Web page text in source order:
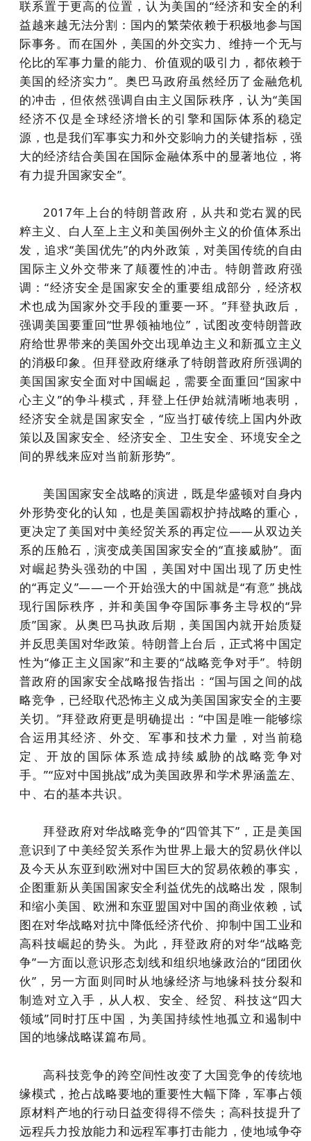
联系置于更高的位置，认为美国的“经济和安全的利
益越来越无法分割：国内的繁荣依赖于积极地参与国
际事务。而在国外，美国的外交实力、维持一个无与
伦比的军事力量的能力、价值观的吸引力，都依赖于
美国的经济实力”。奥巴马政府虽然经历了金融危机
的冲击，但依然强调自由主义国际秩序，认为“美国
经济不仅是全球经济增长的引擎和国际体系的稳定
源，也是我们军事实力和外交影响力的关键指标，强
大的经济结合美国在国际金融体系中的显著地位，将
有力提升国家安全”。
2017年上台的特朗普政府，从共和党右翼的民
粹主义、白人至上主义和美国例外主义的价值体系出
发，追求“美国优先”的内外政策，对美国传统的自由
国际主义外交带来了颠覆性的冲击。特朗普政府强
调：“经济安全是国家安全的重要组成部分，经济权
术也成为国家外交手段的重要一环。”拜登执政后，
强调美国要重回“世界领袖地位”，试图改变特朗普政
府给世界带来的美国外交出现单边主义和新孤立主义
的消极印象。但拜登政府继承了特朗普政府所强调的
美国国家安全面对中国崛起，需要全面重回“国家中
心主义”的争斗模式，拜登上任伊始就清晰地表明，
经济安全就是国家安全，“应当打破传统上国内外政
策以及国家安全、经济安全、卫生安全、环境安全之
间的界线来应对当前新形势”。
美国国家安全战略的演进，既是华盛顿对自身内
外形势变化的认知，也是美国霸权护持战略的重心，
更决定了美国对中美经贸关系的再定位——从双边关
系的压舱石，演变成美国国家安全的“直接威胁”。面
对崛起势头强劲的中国，美国对中国出现了历史性
的“再定义”——一个开始强大的中国就是“有意” 挑战
现行国际秩序，并和美国争夺国际事务主导权的“异
质”国家。从奥巴马执政后期，美国国内就开始质疑
并反思美国对华政策。特朗普上台后，正式将中国定
性为“修正主义国家”和主要的“战略竞争对手”。特朗
普政府的国家安全战略报告指出：“国与国之间的战
略竞争，已经取代恐怖主义成为美国国家安全的主要
关切。”拜登政府更是明确提出：“中国是唯一能够综
合运用其经济、外交、军事和技术力量，对当前稳
定、开放的国际体系造成持续威胁的战略竞争对
手。”“应对中国挑战”成为美国政界和学术界涵盖左、
中、右的基本共识。
拜登政府对华战略竞争的“四管其下”，正是美国
意识到了中美经贸关系作为世界上最大的贸易伙伴以
及今天从东亚到欧洲对中国巨大的贸易依赖的事实，
企图重新从美国国家安全利益优先的战略出发，限制
和缩小美国、欧洲和东亚盟国对中国的商业依赖，试
图在对华战略对抗中降低经济代价、抑制中国工业和
高科技崛起的势头。为此，拜登政府的对华“战略竞
争”一方面以意识形态划线和组织地缘政治的“团团伙
伙”，另一方面则同时从地缘经济与地缘科技分裂和
制造对立入手，从人权、安全、经贸、科技这“四大
领域”同时打压中国，为美国持续性地孤立和遏制中
国的地缘战略谋篇布局。
高科技竞争的跨空间性改变了大国竞争的传统地
缘模式，抢占战略要地的重要性大幅下降，军事占领
原材料产地的行动日益变得得不偿失；高科技提升了
远程兵力投放能力和远程军事打击能力，使地域争夺